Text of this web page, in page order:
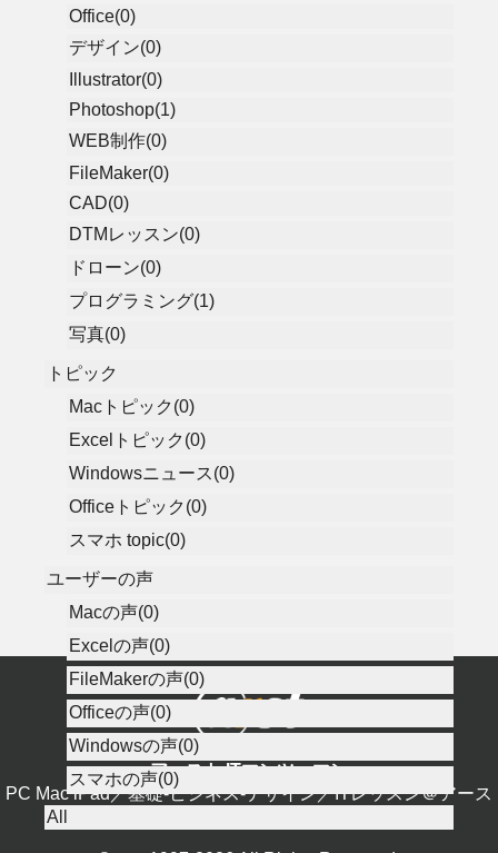
Office(0)
デザイン(0)
Illustrator(0)
Photoshop(1)
WEB制作(0)
FileMaker(0)
CAD(0)
DTMレッスン(0)
ドローン(0)
プログラミング(1)
写真(0)
トピック
Macトピック(0)
Excelトピック(0)
Windowsニュース(0)
Officeトピック(0)
スマホ topic(0)
ユーザーの声
Macの声(0)
Excelの声(0)
FileMakerの声(0)
Officeの声(0)
Windowsの声(0)
スマホの声(0)
All
アースト ITマンツーマン
PC Mac iPad／基礎-ビジネス-デザイン／ITレッスン＠アース